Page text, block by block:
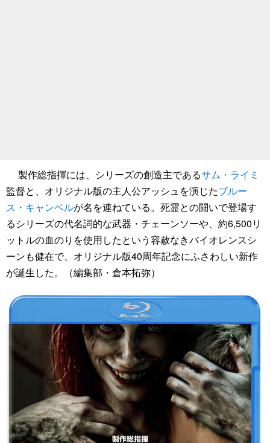
製作総指揮には、シリーズの創造主であるサム・ライミ
監督と、オリジナル版の主人公アッシュを演じたブルー
ス・キャンベルが名を連ねている。死霊との闘いで登場す
るシリーズの代名詞的な武器・チェーンソーや、約6,500リ
ットルの血のりを使用したという容赦なきバイオレンスシ
ーンも健在で、オリジナル版40周年記念にふさわしい新作
が誕生した。（編集部・倉本拓弥）